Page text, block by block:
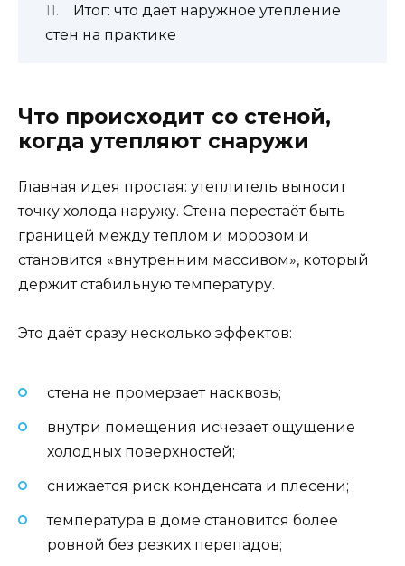
Итог: что даёт наружное утепление
стен на практике
Что происходит со стеной,
когда утепляют снаружи
Главная идея простая: утеплитель выносит
точку холода наружу. Стена перестаёт быть
границей между теплом и морозом и
становится «внутренним массивом», который
держит стабильную температуру.
Это даёт сразу несколько эффектов:
стена не промерзает насквозь;
внутри помещения исчезает ощущение
холодных поверхностей;
снижается риск конденсата и плесени;
температура в доме становится более
ровной без резких перепадов;